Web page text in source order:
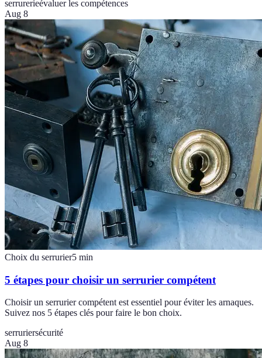
serrurerieévaluer les compétences
Aug 8
Choix du serrurier5 min
5 étapes pour choisir un serrurier compétent
Choisir un serrurier compétent est essentiel pour éviter les arnaques.
Suivez nos 5 étapes clés pour faire le bon choix.
serruriersécurité
Aug 8